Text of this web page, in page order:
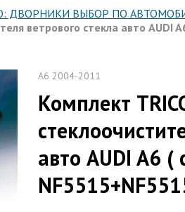
ДВОРНИКИ ВЫБОР ПО
ветрового стекла авто AUDI
A6 2004-2011
Комплект
авто AUDI A6